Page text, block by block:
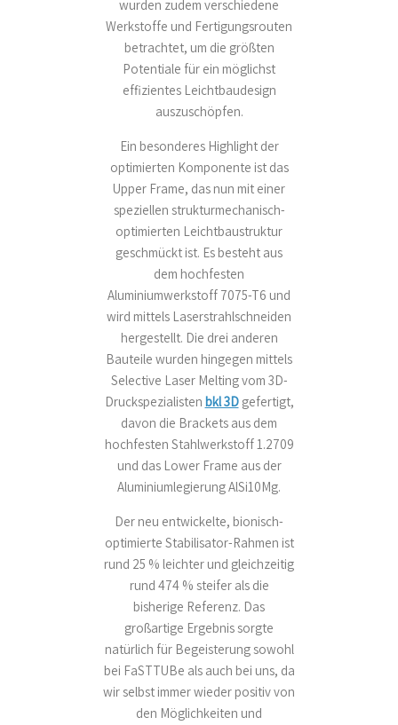
wurden zudem verschiedene
Werkstoffe und Fertigungsrouten
betrachtet, um die größten
Potentiale für ein möglichst
effizientes Leichtbaudesign
auszuschöpfen.
Ein besonderes Highlight der
optimierten Komponente ist das
Upper Frame, das nun mit einer
speziellen strukturmechanisch-
optimierten Leichtbaustruktur
geschmückt ist. Es besteht aus
dem hochfesten
Aluminiumwerkstoff 7075-T6 und
wird mittels Laserstrahlschneiden
hergestellt. Die drei anderen
Bauteile wurden hingegen mittels
Selective Laser Melting vom 3D-
Druckspezialisten bkl 3Dgefertigt,
davon die Brackets aus dem
hochfesten Stahlwerkstoff 1.2709
und das Lower Frame aus der
Aluminiumlegierung AlSi10Mg.
Der neu entwickelte, bionisch-
optimierte Stabilisator-Rahmen ist
rund 25 % leichter und gleichzeitig
rund 474 % steifer als die
bisherige Referenz. Das
großartige Ergebnis sorgte
natürlich für Begeisterung sowohl
bei FaSTTUBe als auch bei uns, da
wir selbst immer wieder positiv von
den Möglichkeiten und